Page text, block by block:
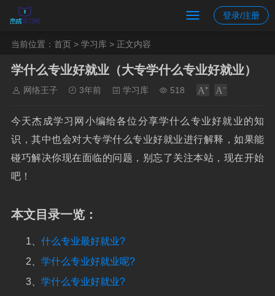
登录/注册
当前位置： 首页 > 学习库 > 正文内容
学什么专业好就业（大专学什么专业好就业）
网络王子 3年前 学习库 518
今天杰成学习网小编给各位分享学什么专业好就业的知
识，其中也会对大专学什么专业好就业进行解释，如果能
碰巧解决你现在面临的问题，别忘了关注本站，现在开始
吧！
本文目录一览：
1、 什么专业最好就业?
2、 学什么专业好就业呢?
3、 学什么专业好就业?